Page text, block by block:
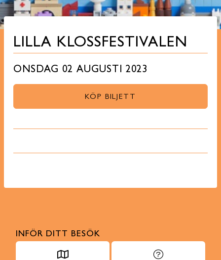
LILLA KLOSSFESTIVALEN
ONSDAG 02 AUGUSTI 2023
KÖP BILJETT
INFÖR DITT BESÖK